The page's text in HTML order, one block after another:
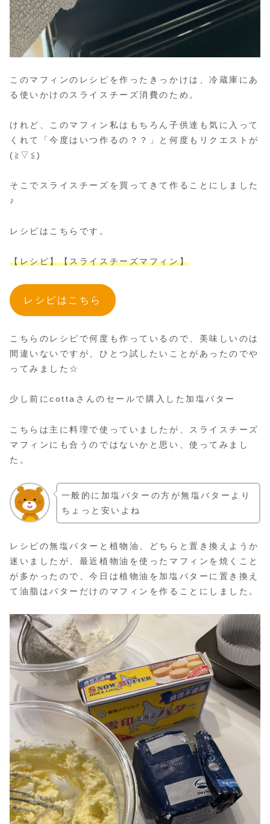
このマフィンのレシピを作ったきっかけは、冷蔵庫にあ
る使いかけのスライスチーズ消費のため。
けれど、このマフィン私はもちろん子供達も気に入って
くれて「今度はいつ作るの？？」と何度もリクエストが
(≧▽≦)
そこでスライスチーズを買ってきて作ることにしました
♪
レシピはこちらです。
【レシピ】【スライスチーズマフィン】
レシピはこちら
こちらのレシピで何度も作っているので、美味しいのは
間違いないですが、ひとつ試したいことがあったのでや
ってみました☆
少し前にcottaさんのセールで購入した加塩バター
こちらは主に料理で使っていましたが、スライスチーズ
マフィンにも合うのではないかと思い、使ってみまし
た。
一般的に加塩バターの方が無塩バターより
ちょっと安いよね
レシピの無塩バターと植物油、どちらと置き換えようか
迷いましたが、最近植物油を使ったマフィンを焼くこと
が多かったので、今日は植物油を加塩バターに置き換え
て油脂はバターだけのマフィンを作ることにしました。